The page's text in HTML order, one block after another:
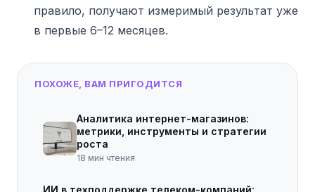
правило, получают измеримый результат уже
в первые 6–12 месяцев.
ПОХОЖЕ, ВАМ ПРИГОДИТСЯ
Аналитика интернет-магазинов:
метрики, инструменты и стратегии
роста
18 мин чтения